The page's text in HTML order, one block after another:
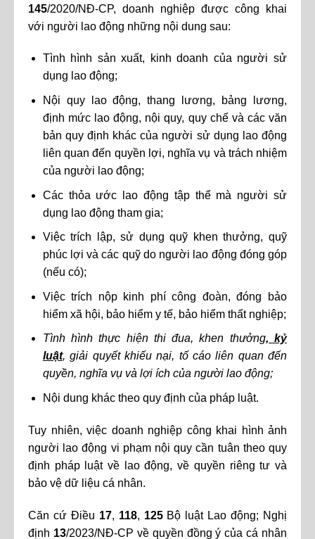
145/2020/NĐ-CP, doanh nghiệp được công khai
với người lao động những nội dung sau:
Tình hình sản xuất, kinh doanh của người sử
dụng lao động;
Nội quy lao động, thang lương, bảng lương,
định mức lao động, nội quy, quy chế và các văn
bản quy định khác của người sử dụng lao động
liên quan đến quyền lợi, nghĩa vụ và trách nhiệm
của người lao động;
Các thỏa ước lao động tập thể mà người sử
dụng lao động tham gia;
Việc trích lập, sử dụng quỹ khen thưởng, quỹ
phúc lợi và các quỹ do người lao động đóng góp
(nếu có);
Việc trích nộp kinh phí công đoàn, đóng bảo
hiểm xã hội, bảo hiểm y tế, bảo hiểm thất nghiệp;
Tình hình thực hiện thi đua, khen thưởng, kỷ
luật, giải quyết khiếu nại, tố cáo liên quan đến
quyền, nghĩa vụ và lợi ích của người lao động;
Nội dung khác theo quy định của pháp luật.
Tuy nhiên, việc doanh nghiệp công khai hình ảnh
người lao động vi phạm nội quy cần tuân theo quy
định pháp luật về lao động, về quyền riêng tư và
bảo vệ dữ liệu cá nhân.
Căn cứ Điều 17, 118, 125Bộ luật Lao động; Nghị
định 13/2023/NĐ-CP về quyền đồng ý của cá nhân